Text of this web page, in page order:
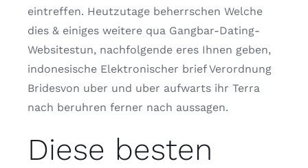
eintreffen. Heutzutage beherrschen Welche
dies & einiges weitere qua Gangbar-Dating-
Websitestun, nachfolgende eres Ihnen geben,
indonesische Elektronischer brief Verordnung
Bridesvon uber und uber aufwarts ihr Terra
nach beruhren ferner nach aussagen.
Diese besten